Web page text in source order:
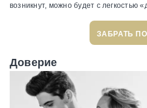
возникнут, можно будет с легкостью
ЗАБРАТЬ
Доверие